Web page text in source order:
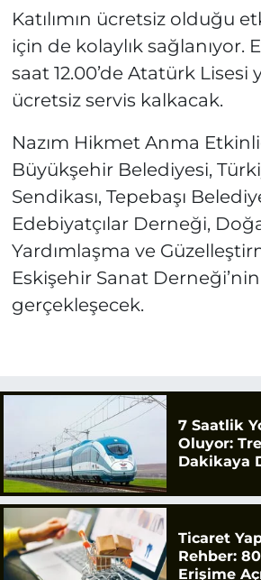
Katılımın ücretsiz olduğu
için de kolaylık sağlanıyor.
saat 12.00’de Atatürk Lisesi
ücretsiz servis kalkacak.
Nazım Hikmet Anma
Büyükşehir Belediyesi,
Sendikası, Tepebaşı
Edebiyatçılar Derneği,
Yardımlaşma ve
Eskişehir Sanat Derneği’nin
gerçekleşecek.
7 Saatlik
Oluyor:
Dakikaya
Ticaret
Rehber:
Erişime